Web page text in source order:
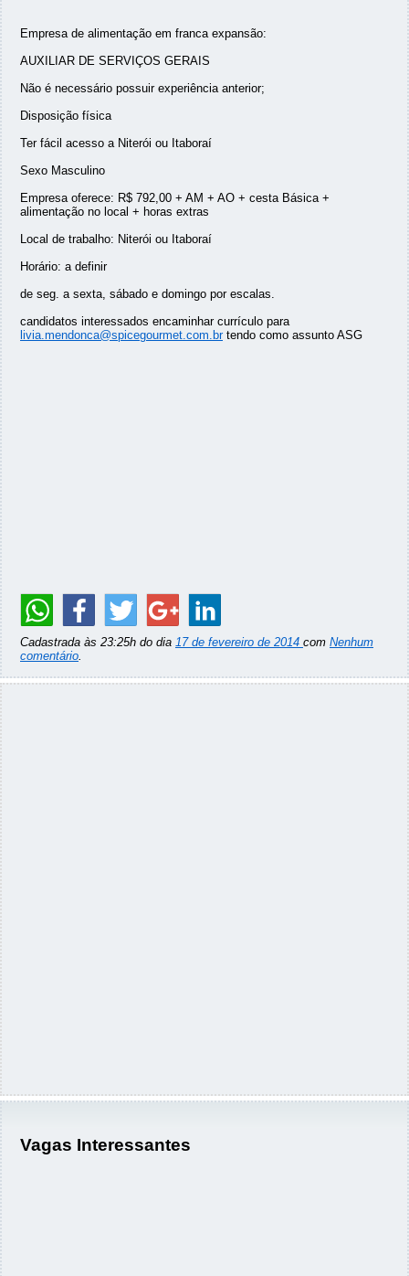
Empresa de alimentação em franca expansão:
AUXILIAR DE SERVIÇOS GERAIS
Não é necessário possuir experiência anterior;
Disposição física
Ter fácil acesso a Niterói ou Itaboraí
Sexo Masculino
Empresa oferece: R$ 792,00 + AM + AO + cesta Básica +
alimentação no local + horas extras
Local de trabalho: Niterói ou Itaboraí
Horário: a definir
de seg. a sexta, sábado e domingo por escalas.
candidatos interessados encaminhar currículo para
livia.mendonca@spicegourmet.com.brtendo como assunto ASG
Cadastrada às 23:25h do dia 17 de fevereiro de 2014 com Nenhum
comentário.
Vagas Interessantes